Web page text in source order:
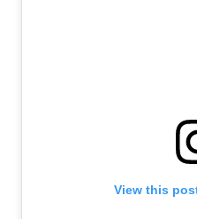
View this